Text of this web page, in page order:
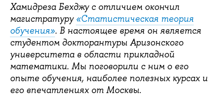
Хамидреза Бехджу с отличием окончил
магистратуру «Статистическая теория
обучения». В настоящее время он является
студентом докторантуры Аризонского
университета в области прикладной
математики. Мы поговорили с ним о его
опыте обучения, наиболее полезных курсах и
его впечатлениях от Москвы.